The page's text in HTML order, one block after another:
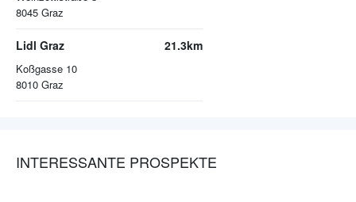
8045 Graz
Lidl Graz
Koßgasse 10
8010 Graz
21.3km
INTERESSANTE PROSPEKTE